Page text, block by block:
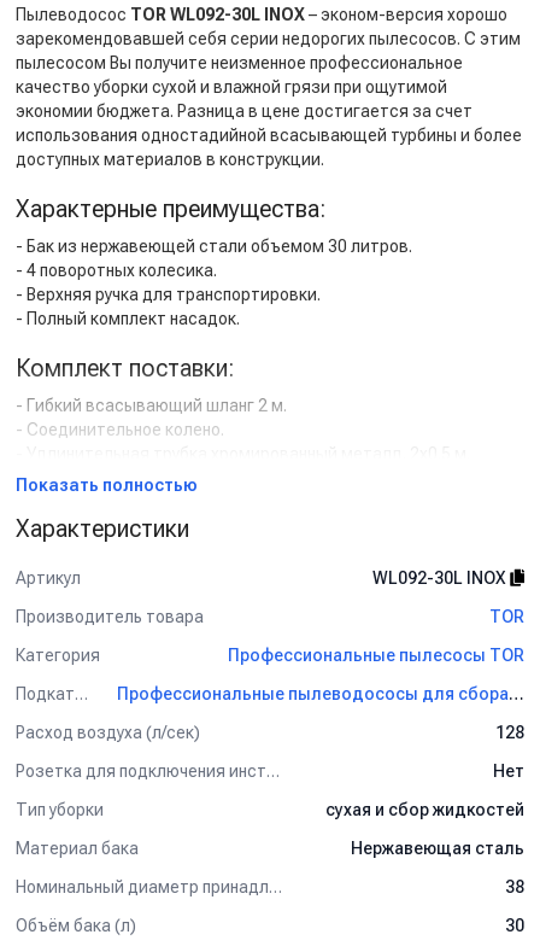
Пылеводосос TOR WL092-30L INOX– эконом-версия хорошо
зарекомендовавшей себя серии недорогих пылесосов. С этим
пылесосом Вы получите неизменное профессиональное
качество уборки сухой и влажной грязи при ощутимой
экономии бюджета. Разница в цене достигается за счет
использования одностадийной всасывающей турбины и более
доступных материалов в конструкции.
Характерные преимущества:
- Бак из нержавеющей стали объемом 30 литров.
- 4 поворотных колесика.
- Верхняя ручка для транспортировки.
- Полный комплект насадок.
Комплект поставки:
- Гибкий всасывающий шланг 2 м.
- Соединительное колено.
- Переключаемая насадка ковер-пол, рабочая ширина 400 мм.
- Насадка для мебели / обивки.
- Круглая насадка-щетка.
Применение:
Уборка на маленькой площади: в мастерской, небольшом
магазине, на автомойке.
Показать полностью
Характеристики
Артикул
WL092-30L INOX
Производитель товара
TOR
Категория
Профессиональные пылесосы TOR
Подкатегория
Профессиональные пылеводососы для сбора сухой и жидкой грязи TOR
Расход воздуха (л/сек)
128
Розетка для подключения инструмента
Нет
Тип уборки
сухая и сбор жидкостей
Материал бака
Нержавеющая сталь
Номинальный диаметр принадлежностей (мм)
38
Объём бака (л)
30